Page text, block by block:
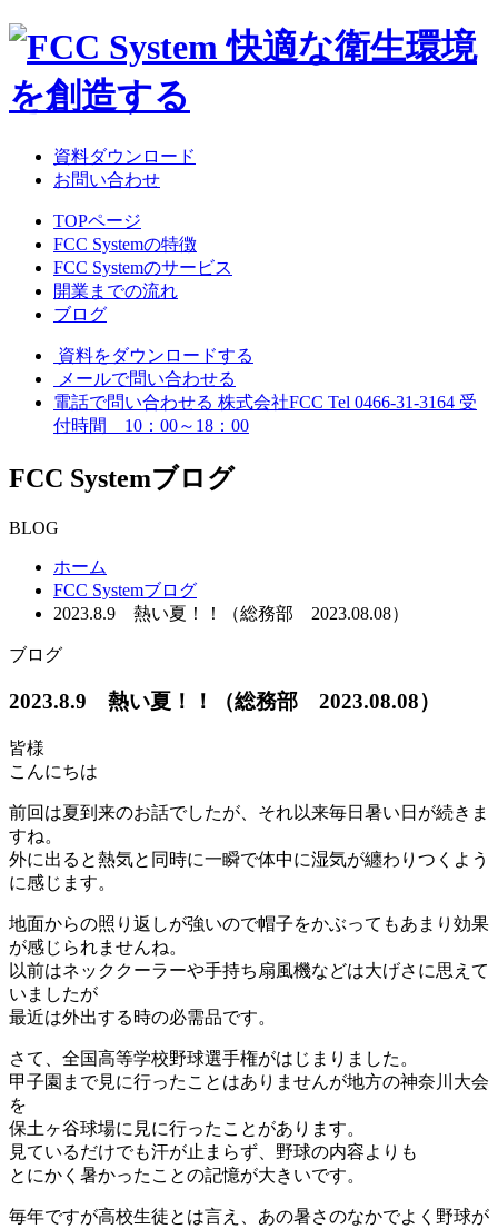
資料ダウンロード
お問い合わせ
TOPページ
FCC Systemの特徴
FCC Systemのサービス
開業までの流れ
ブログ
資料をダウンロードする
メールで問い合わせる
電話で問い合わせる 株式会社FCC Tel 0466-31-3164 受
付時間 10：00～18：00
FCC Systemブログ
BLOG
ホーム
FCC Systemブログ
2023.8.9 熱い夏！！（総務部 2023.08.08）
ブログ
2023.8.9 熱い夏！！（総務部 2023.08.08）
皆様
こんにちは
前回は夏到来のお話でしたが、それ以来毎日暑い日が続きま
すね。
外に出ると熱気と同時に一瞬で体中に湿気が纏わりつくよう
に感じます。
地面からの照り返しが強いので帽子をかぶってもあまり効果
が感じられませんね。
以前はネッククーラーや手持ち扇風機などは大げさに思えて
いましたが
最近は外出する時の必需品です。
さて、全国高等学校野球選手権がはじまりました。
甲子園まで見に行ったことはありませんが地方の神奈川大会
を
保土ヶ谷球場に見に行ったことがあります。
見ているだけでも汗が止まらず、野球の内容よりも
とにかく暑かったことの記憶が大きいです。
毎年ですが高校生徒とは言え、あの暑さのなかでよく野球が